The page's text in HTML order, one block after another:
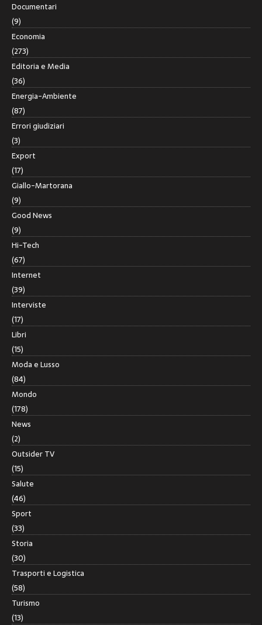
Documentari
(9)
Economia
(273)
Editoria e Media
(36)
Energia-Ambiente
(87)
Errori giudiziari
(3)
Export
(17)
Giallo-Martorana
(9)
Good News
(9)
Hi-Tech
(67)
Internet
(39)
Interviste
(17)
Libri
(15)
Moda e Lusso
(84)
Mondo
(178)
News
(2)
Outsider TV
(15)
Salute
(46)
Sport
(33)
Storia
(30)
Trasporti e Logistica
(58)
Turismo
(13)